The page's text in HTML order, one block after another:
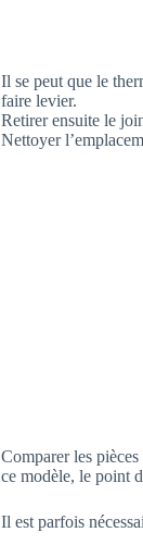
Il se peut que le
faire levier.
Retirer ensuite le
Nettoyer
Comparer les
ce modèle, le point
Il est parfois